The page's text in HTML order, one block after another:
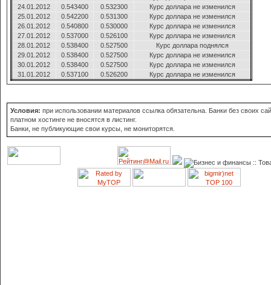
24.01.2012
0.543400 0.532300
Курс доллара не изменился
25.01.2012
0.542200 0.531300
Курс доллара не изменился
26.01.2012
0.540800 0.530000
Курс доллара не изменился
27.01.2012
0.537000 0.526100
Курс доллара не изменился
28.01.2012
0.538400 0.527500
Курс доллара поднялся
29.01.2012
0.538400 0.527500
Курс доллара не изменился
30.01.2012
0.538400 0.527500
Курс доллара не изменился
31.01.2012
0.537100 0.526200 Курс доллара не изменился
Условия: при использовании материалов ссылка обязательна. Банки без своих
платном хостинге не вносятся в листинг.
Банки, не публикующие свои курсы, не мониторятся.